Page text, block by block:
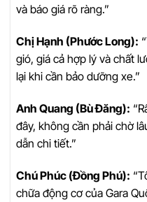
và báo giá rõ ràng.”
Chị Hạnh (Phước Long):
gió, giá cả hợp lý và chất
lại khi cần bảo dưỡng xe.”
Anh Quang (Bù Đăng):
đây, không cần phải chờ
dẫn chi tiết.”
Chú Phúc (Đồng Phú):
chữa động cơ của Gara